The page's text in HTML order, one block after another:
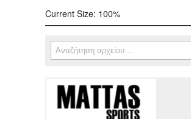
Current Size: 100%
Φόρμα αναζήτησης
Αναζήτηση